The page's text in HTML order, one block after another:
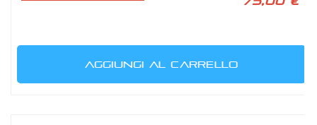
AGGIUNGI AL CARRELLO